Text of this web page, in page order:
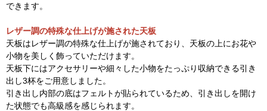
できます。
レザー調の特殊な仕上げが施された天板
天板はレザー調の特殊な仕上げが施されており、天板の上にお花や
小物を美しく飾っていただけます。
天板下にはアクセサリーや細々した小物をたっぷり収納できる引き
出し3杯をご用意しました。
引き出し内部の底はフェルトが貼られているため、引き出しを開け
た状態でも高級感を感じられます。